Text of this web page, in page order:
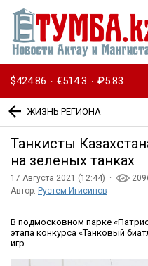
$424.86 · €514.3 · ₽5.83
ЖИЗНЬ РЕГИОНА
Танкисты
на зеленых танках
17 Августа 2021 (12:44) ·
Автор: Рустем Игисинов
В подмосковном парке
этапа конкурса «Танковый
игр.